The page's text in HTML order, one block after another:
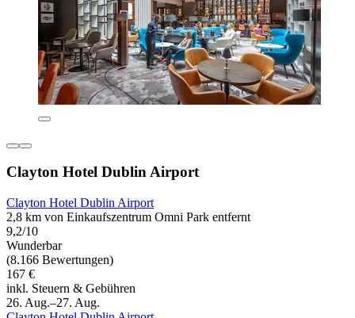
Clayton Hotel Dublin Airport
Clayton Hotel Dublin Airport
2,8 km von Einkaufszentrum Omni Park entfernt
9,2/10
Wunderbar
(8.166 Bewertungen)
167 €
inkl. Steuern & Gebühren
26. Aug.–27. Aug.